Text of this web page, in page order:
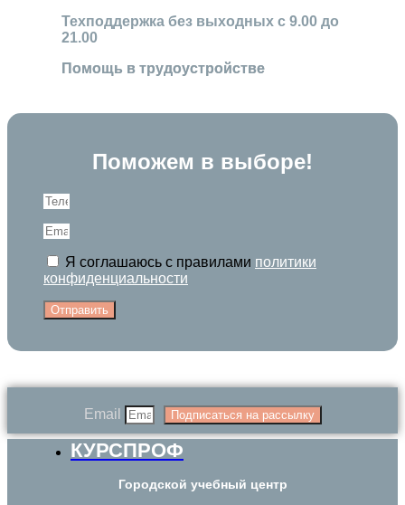
Техподдержка без выходных с 9.00 до
21.00
Помощь в трудоустройстве
Поможем в выборе!
Я соглашаюсь с правилами политики
конфиденциальности
Отправить
Email Подписаться на рассылку
КУРСПРОФ
Городской учебный центр